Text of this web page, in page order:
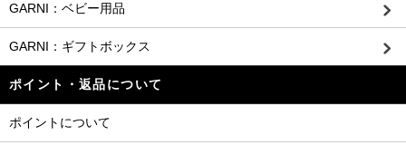
GARNI：ベビー用品
GARNI：ギフトボックス
ポイント・返品について
ポイントについて